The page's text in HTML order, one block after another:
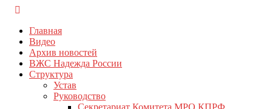
Перейти
содержимому
Главная
Видео
Архив новостей
ВЖС Надежда России
Структура
Устав
Руководство
Секретариат Комитета МРО КПРФ